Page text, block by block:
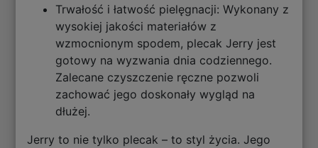
Trwałość i łatwość pielęgnacji: Wykonany z
wysokiej jakości materiałów z
wzmocnionym spodem, plecak Jerry jest
gotowy na wyzwania dnia codziennego.
Zalecane czyszczenie ręczne pozwoli
zachować jego doskonały wygląd na
dłużej.
Jerry to nie tylko plecak – to styl życia. Jego